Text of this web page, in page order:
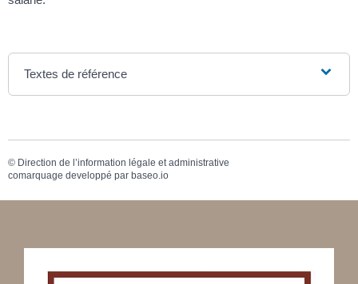
Textes de référence
© Direction de l’information légale et administrative
comarquage developpé par baseo.io